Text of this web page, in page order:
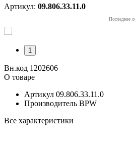
Артикул: 09.806.33.11.0
Последнее
1
Вн.код 1202606
О товаре
Артикул 09.806.33.11.0
Производитель BPW
Все характеристики